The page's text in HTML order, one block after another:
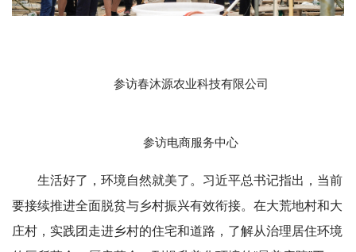
参访春沐源农业科技有限公司
参访电商服务中心
生活好了，环境自然就美了。习近平总书记指出，当前
要接续推进全面脱贫与乡村振兴有效衔接。在大荒地村和大
庄村，实践团走进乡村的住宅和道路，了解从治理居住环境